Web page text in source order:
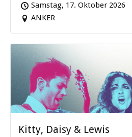
Samstag, 17. Oktober 2026
ANKER
Kitty, Daisy & Lewis